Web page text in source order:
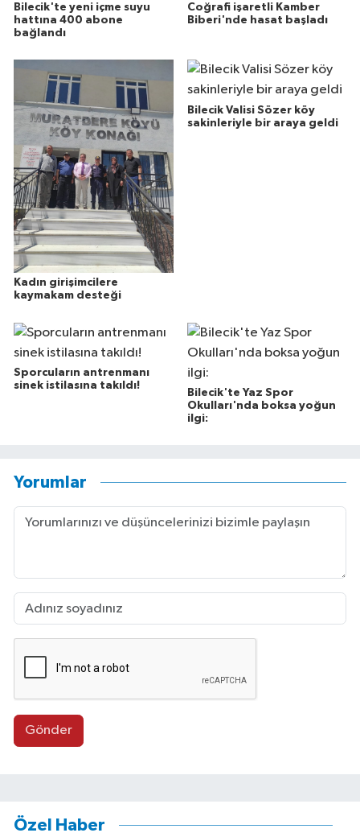
Bilecik'te yeni içme suyu
hattına 400 abone
bağlandı
Coğrafi işaretli Kamber
Biberi'nde hasat başladı
Kadın girişimcilere
kaymakam desteği
Bilecik Valisi Sözer köy
sakinleriyle bir araya geldi
Sporcuların antrenmanı
sinek istilasına takıldı!
Bilecik'te Yaz Spor
Okulları'nda boksa yoğun
ilgi:
Yorumlar
Gönder
Özel Haber